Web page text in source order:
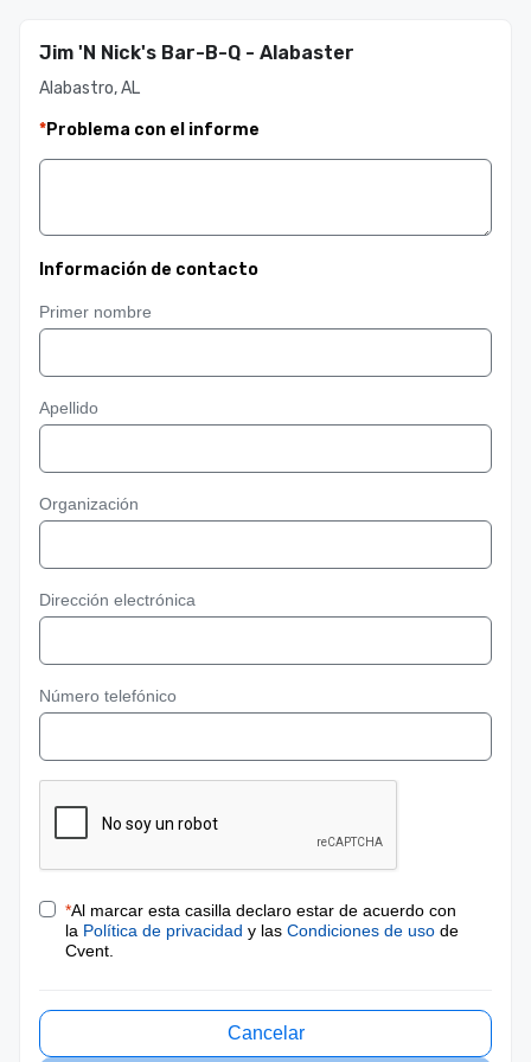
Jim 'N Nick's Bar-B-Q - Alabaster
Alabastro, AL
*Problema con el informe
Información de contacto
Primer nombre
Apellido
Organización
Dirección electrónica
Número telefónico
*Al marcar esta casilla declaro estar de acuerdo con
la Política de privacidad y las Condiciones de uso de
Cvent.
Cancelar